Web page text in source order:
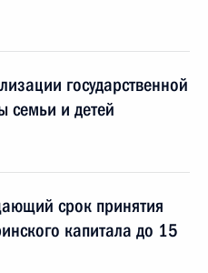
государственной
семьи и детей
срок принятия
капитала до 15